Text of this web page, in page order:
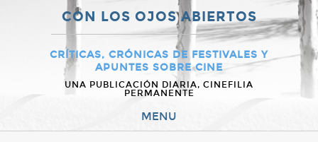
CON LOS OJOS ABIERTOS
CRÍTICAS, CRÓNICAS DE FESTIVALES Y
APUNTES SOBRE CINE
UNA PUBLICACIÓN DIARIA, CINEFILIA
PERMANENTE
MENU